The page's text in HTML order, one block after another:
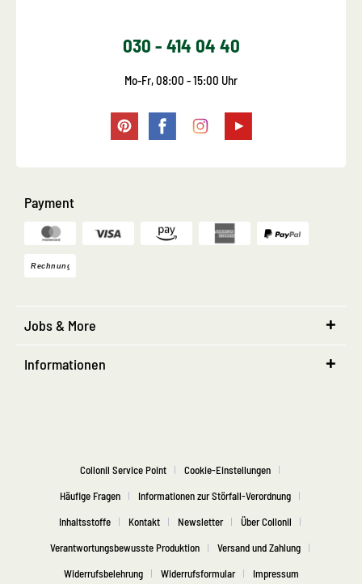
030 - 414 04 40
Mo-Fr, 08:00 - 15:00 Uhr
Payment
Jobs & More
Informationen
Collonil Service Point
Cookie-Einstellungen
Häufige Fragen
Informationen zur Störfall-Verordnung
Inhaltsstoffe
Kontakt Newsletter
Über Collonil
Verantwortungsbewusste Produktion
Versand und Zahlung
Widerrufsbelehrung
Widerrufsformular Impressum